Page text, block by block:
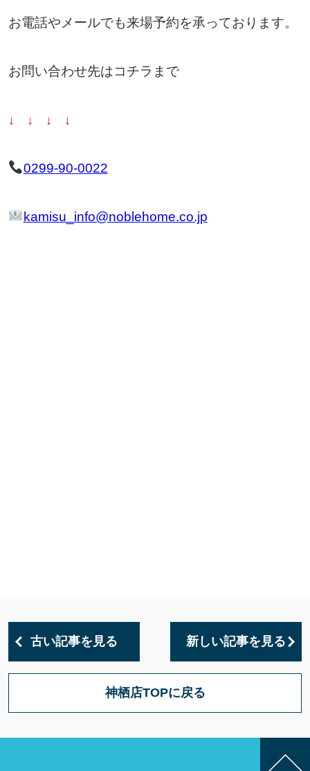
お電話やメールでも来場予約を承っております。
お問い合わせ先はコチラまで
↓ ↓ ↓ ↓
0299-90-0022
kamisu_info@noblehome.co.jp
古い記事を見る 新しい記事を見る
神栖店TOPに戻る